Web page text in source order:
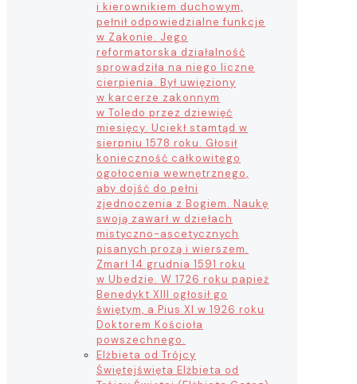
i kierownikiem duchowym,
pełnił odpowiedzialne funkcje
w Zakonie. Jego
reformatorska działalność
sprowadziła na niego liczne
cierpienia. Był uwięziony
w karcerze zakonnym
w Toledo przez dziewięć
miesięcy. Uciekł stamtąd w
sierpniu 1578 roku. Głosił
konieczność całkowitego
ogołocenia wewnętrznego,
aby dojść do pełni
zjednoczenia z Bogiem. Naukę
swoją zawarł w dziełach
mistyczno-ascetycznych
pisanych prozą i wierszem.
Zmarł 14 grudnia 1591 roku
w Ubedzie. W 1726 roku papież
Benedykt XIII ogłosił go
świętym, a Pius XI w 1926 roku
Doktorem Kościoła
powszechnego.
Elżbieta od Trójcy
Świętejświęta Elżbieta od